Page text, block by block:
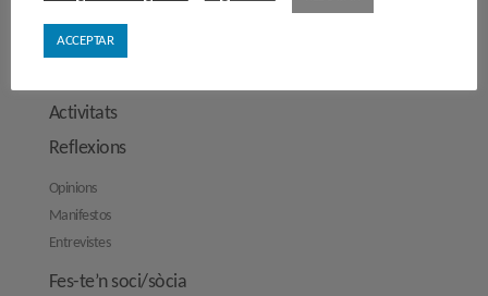
Comissions de treball
Activitats
Reflexions
Opinions
Manifestos
Entrevistes
Fes-te’n soci/sòcia
ACCEPTAR